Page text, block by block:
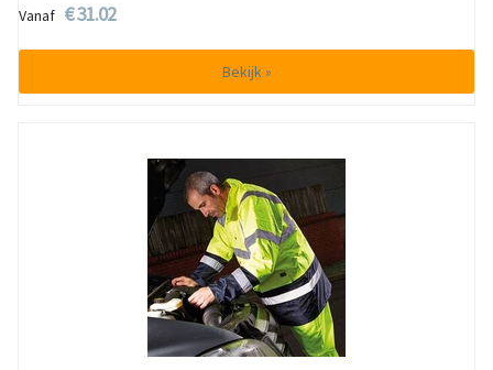
Vanaf € 31.02
Bekijk »